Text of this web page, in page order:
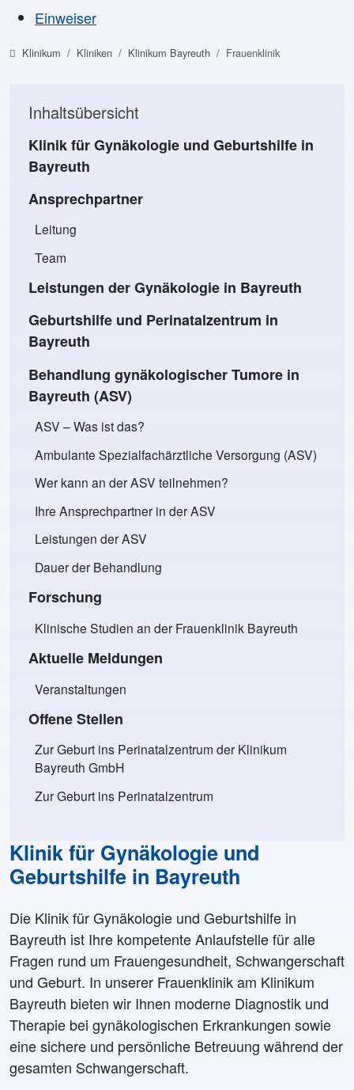
Einweiser
Klinikum Kliniken Klinikum Bayreuth Frauenklinik
Inhaltsübersicht
Klinik für Gynäkologie und Geburtshilfe in
Bayreuth
Ansprechpartner
Leitung
Team
Leistungen der Gynäkologie in Bayreuth
Geburtshilfe und Perinatalzentrum in
Bayreuth
Behandlung gynäkologischer Tumore in
Bayreuth (ASV)
ASV – Was ist das?
Ambulante Spezialfachärztliche Versorgung (ASV)
Wer kann an der ASV teilnehmen?
Ihre Ansprechpartner in der ASV
Leistungen der ASV
Dauer der Behandlung
Forschung
Klinische Studien an der Frauenklinik Bayreuth
Aktuelle Meldungen
Veranstaltungen
Offene Stellen
Zur Geburt ins Perinatalzentrum der Klinikum
Bayreuth GmbH
Zur Geburt ins Perinatalzentrum
Klinik für Gynäkologie und
Geburtshilfe in Bayreuth
Die Klinik für Gynäkologie und Geburtshilfe in
Bayreuth ist Ihre kompetente Anlaufstelle für alle
Fragen rund um Frauengesundheit, Schwangerschaft
und Geburt. In unserer Frauenklinik am Klinikum
Bayreuth bieten wir Ihnen moderne Diagnostik und
Therapie bei gynäkologischen Erkrankungen sowie
eine sichere und persönliche Betreuung während der
gesamten Schwangerschaft.